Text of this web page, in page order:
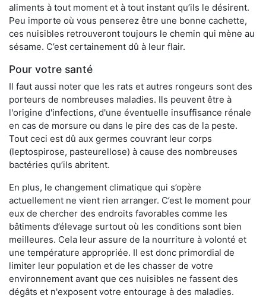
aliments à tout moment et à tout instant qu’ils le désirent.
Peu importe où vous penserez être une bonne cachette,
ces nuisibles retrouveront toujours le chemin qui mène au
sésame. C’est certainement dû à leur flair.
Pour votre santé
Il faut aussi noter que les rats et autres rongeurs sont des
porteurs de nombreuses maladies. Ils peuvent être à
l'origine d'infections, d'une éventuelle insuffisance rénale
en cas de morsure ou dans le pire des cas de la peste.
Tout ceci est dû aux germes couvrant leur corps
(leptospirose, pasteurellose) à cause des nombreuses
bactéries qu’ils abritent.
En plus, le changement climatique qui s’opère
actuellement ne vient rien arranger. C’est le moment pour
eux de chercher des endroits favorables comme les
bâtiments d’élevage surtout où les conditions sont bien
meilleures. Cela leur assure de la nourriture à volonté et
une température appropriée. Il est donc primordial de
limiter leur population et de les chasser de votre
environnement avant que ces nuisibles ne fassent des
dégâts et n'exposent votre entourage à des maladies.